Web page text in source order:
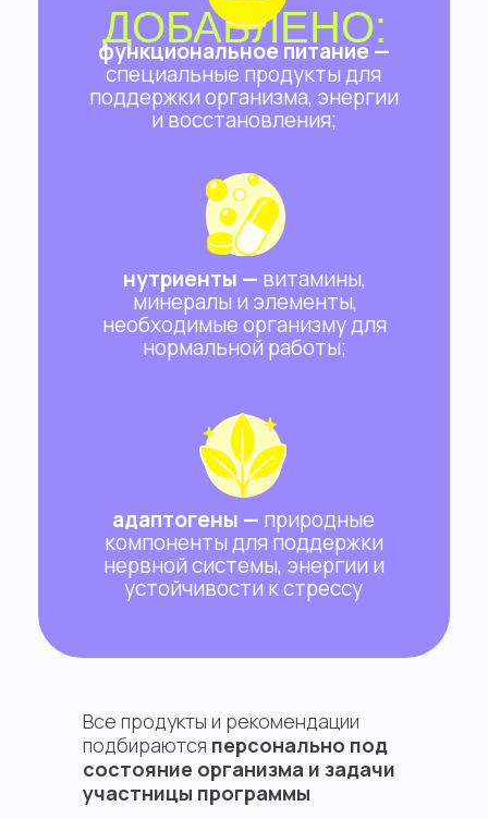
ДОБАВЛЕНО:
функциональное питание —
специальные продукты для
поддержки организма, энергии
и восстановления;
нутриенты — витамины,
минералы и элементы,
необходимые организму для
нормальной работы;
адаптогены — природные
компоненты для поддержки
нервной системы, энергии и
устойчивости к стрессу
Все продукты и рекомендации
подбираются персонально под
состояние организма и задачи
участницы программы